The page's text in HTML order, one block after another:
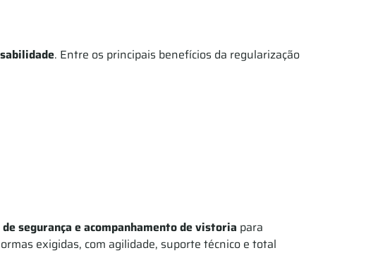
. Entre os principais benefícios da regularização
segurança e acompanhamento de vistoria para
exigidas, com agilidade, suporte técnico e total